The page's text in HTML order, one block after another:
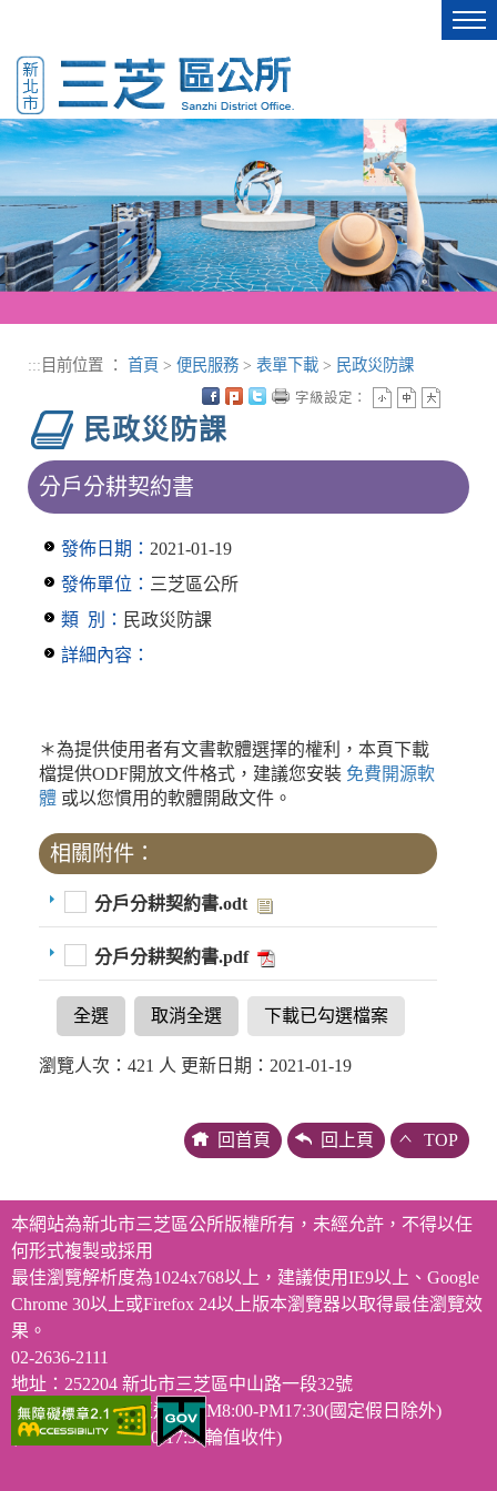
::: 目前位置 ： 首頁 > 便民服務 > 表單下載 > 民政災防課
民政災防課
字級設定：
分戶分耕契約書
發佈日期： 2021-01-19
發佈單位： 三芝區公所
類 別： 民政災防課
詳細內容：
＊為提供使用者有文書軟體選擇的權利，本頁下載
檔提供ODF開放文件格式，建議您安裝 免費開源軟
體 或以您慣用的軟體開啟文件。
相關附件：
分戶分耕契約書.odt
分戶分耕契約書.pdf
全選 取消全選 下載已勾選檔案
瀏覽人次：421 人 更新日期：2021-01-19
回首頁 回上頁 TOP
本網站為新北市三芝區公所版權所有，未經允許，不得以任
何形式複製或採用
最佳瀏覽解析度為1024x768以上，建議使用IE9以上、Google
Chrome 30以上或Firefox 24以上版本瀏覽器以取得最佳瀏覽效
果。
02-2636-2111
地址：252204 新北市三芝區中山路一段32號
服務時段：週一至週五 AM8:00-PM17:30(國定假日除外)
(12:00-13:00、17:00-17:30輪值收件)